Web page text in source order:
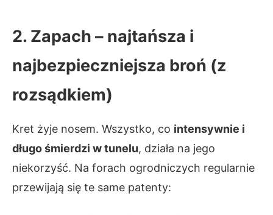
2. Zapach – najtańsza i
najbezpieczniejsza broń (z
rozsądkiem)
Kret żyje nosem. Wszystko, co intensywnie i
długo śmierdzi w tunelu, działa na jego
niekorzyść. Na forach ogrodniczych regularnie
przewijają się te same patenty: